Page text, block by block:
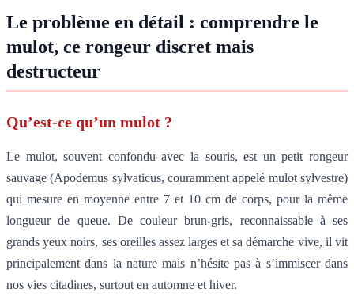
Le problème en détail : comprendre le
mulot, ce rongeur discret mais
destructeur
Qu’est-ce qu’un mulot ?
Le mulot, souvent confondu avec la souris, est un petit rongeur
sauvage (Apodemus sylvaticus, couramment appelé mulot sylvestre)
qui mesure en moyenne entre 7 et 10 cm de corps, pour la même
longueur de queue. De couleur brun-gris, reconnaissable à ses
grands yeux noirs, ses oreilles assez larges et sa démarche vive, il vit
principalement dans la nature mais n’hésite pas à s’immiscer dans
nos vies citadines, surtout en automne et hiver.